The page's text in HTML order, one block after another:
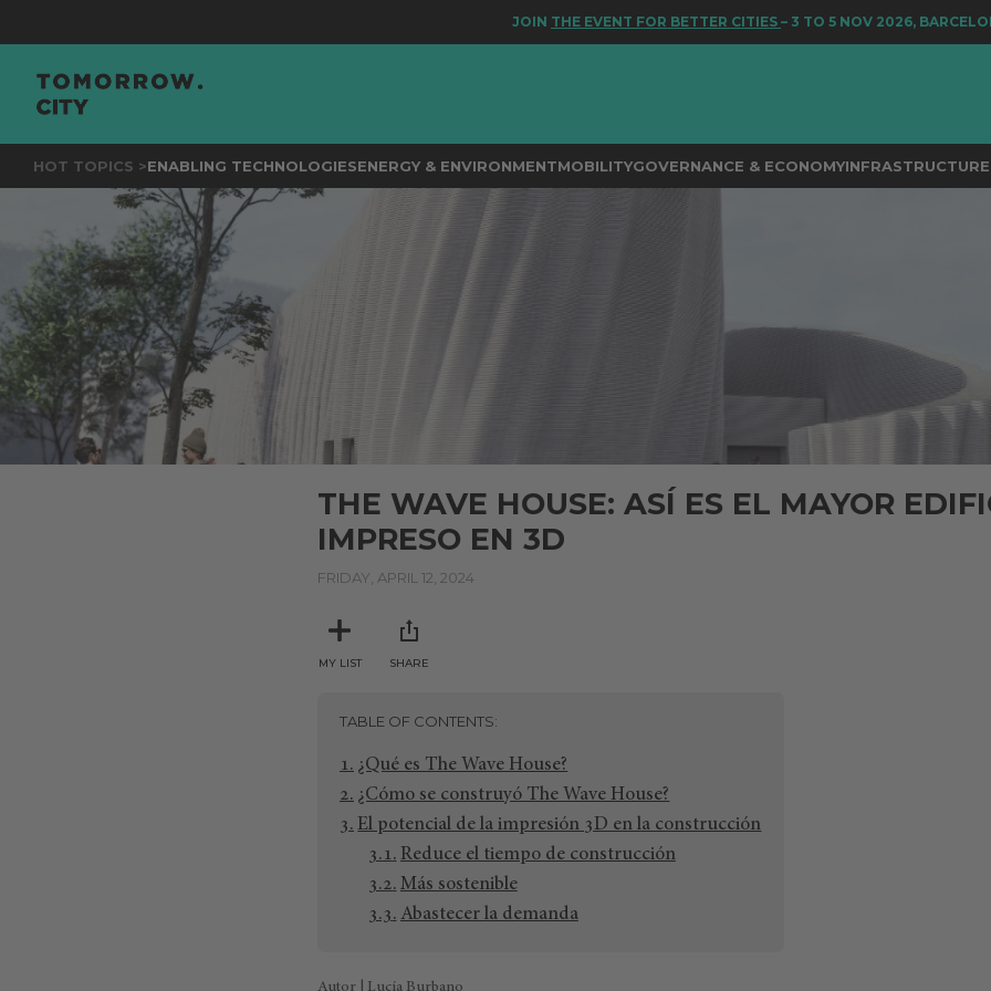
THE EVENT FOR BETTER CITIES– 3 TO 5 NOV 2026, BARCELONA
HOT TOPICS >ENABLING TECHNOLOGIESENERGY & ENVIRONMENTMOBILITYGOVERNANCE & ECONOMY
THE WAVE HOUSE: ASÍ ES EL MAYOR
IMPRESO EN 3D
FRIDAY, APRIL 12, 2024
MY LIST SHARE
TABLE OF CONTENTS
¿Qué es The Wave House?
¿Cómo se construyó The Wave House?
El potencial de la impresión 3D en la construcción
Reduce el tiempo de construcción
Más sostenible
Abastecer la demanda
Autor | Lucía Burbano